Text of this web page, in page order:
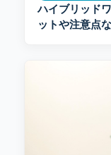
ハイブリッド
ットや注意点